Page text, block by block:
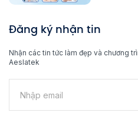
Đăng ký nhận tin
Nhận các tin tức làm đẹp và chương
Aeslatek